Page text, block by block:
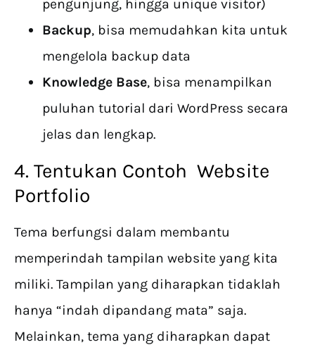
pengunjung, hingga unique visitor)
Backup, bisa memudahkan kita untuk
mengelola backup data
Knowledge Base, bisa menampilkan
puluhan tutorial dari WordPress secara
jelas dan lengkap.
4. Tentukan Contoh Website
Portfolio
Tema berfungsi dalam membantu
memperindah tampilan website yang kita
miliki. Tampilan yang diharapkan tidaklah
hanya “indah dipandang mata” saja.
Melainkan, tema yang diharapkan dapat